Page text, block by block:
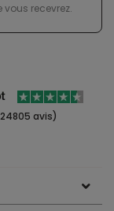
recevrez.
avis)